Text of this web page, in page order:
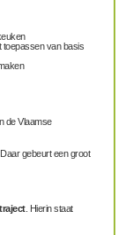
toepassen van basis
de Vlaamse
gebeurt een groot
. Hierin staat